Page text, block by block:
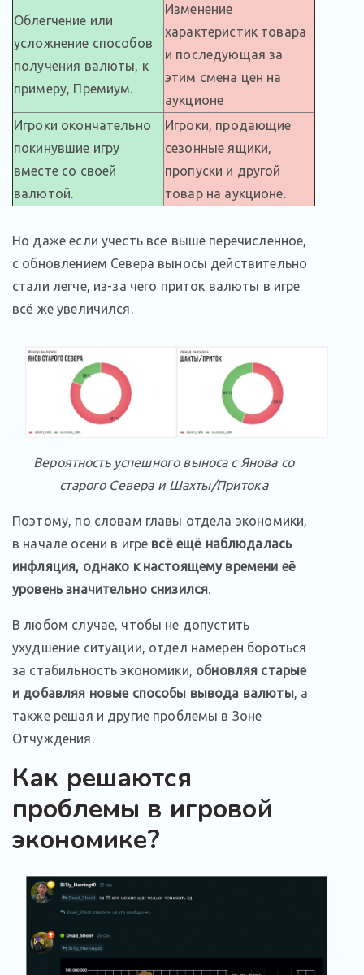
Облегчение или
усложнение способов
получения валюты, к
примеру, Премиум.
Изменение
характеристик товара
и последующая за
этим смена цен на
аукционе
Игроки окончательно
покинувшие игру
вместе со своей
валютой.
Игроки, продающие
сезонные ящики,
пропуски и другой
товар на аукционе.
Но даже если учесть всё выше перечисленное,
с обновлением Севера выносы действительно
стали легче, из-за чего приток валюты в игре
всё же увеличился.
Вероятность успешного выноса с Янова со
старого Севера и Шахты/Притока
Поэтому, по словам главы отдела экономики,
в начале осени в игре всё ещё наблюдалась
инфляция, однако к настоящему времени её
уровень значительно снизился.
В любом случае, чтобы не допустить
ухудшение ситуации, отдел намерен бороться
за стабильность экономики, обновляя старые
и добавляя новые способы вывода валюты, а
также решая и другие проблемы в Зоне
Отчуждения.
Как решаются
проблемы в игровой
экономике?